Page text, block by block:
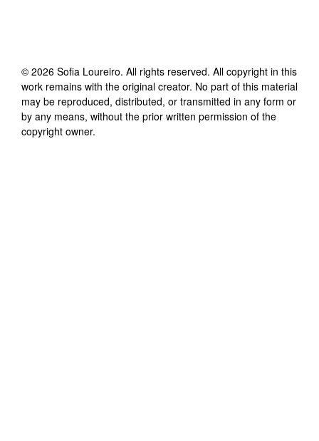
© 2026 Sofia Loureiro. All rights reserved. All copyright in this
work remains with the original creator. No part of this material
may be reproduced, distributed, or transmitted in any form or
by any means, without the prior written permission of the
copyright owner.